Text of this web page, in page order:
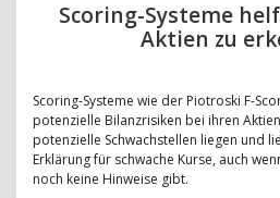
Scoring-Systeme
Aktien zu
Scoring-Systeme wie der Piotroski F-
potenzielle Bilanzrisiken bei ihren
potenzielle Schwachstellen liegen und
Erklärung für schwache Kurse, auch
noch keine Hinweise gibt.